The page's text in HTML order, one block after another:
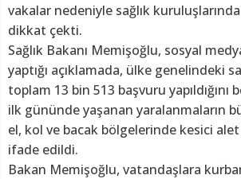
vakalar nedeniyle sağlık
dikkat çekti.
Sağlık Bakanı Memişoğlu, sosyal
yaptığı açıklamada, ülke genelindeki
toplam 13 bin 513 başvuru yapıldığını
ilk gününde yaşanan yaralanmaların
el, kol ve bacak bölgelerinde kesici
ifade edildi.
Bakan Memişoğlu, vatandaşlara